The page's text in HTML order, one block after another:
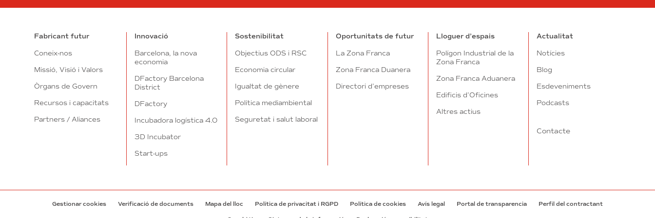
Fabricant futur
Coneix-nos
Missió, Visió i Valors
Òrgans de Govern
Recursos i capacitats
Partners / Aliances
Innovació
Barcelona, la nova
economia
DFactory Barcelona
District
DFactory
Incubadora logística 4.0
3D Incubator
Start-ups
Sostenibilitat
Objectius ODS i RSC
Economia circular
Igualtat de gènere
Política mediambiental
Seguretat i salut laboral
Oportunitats de futur
La Zona Franca
Zona Franca Duanera
Directori d’empreses
Lloguer d’espais
Polígon Industrial de la
Zona Franca
Zona Franca Aduanera
Edificis d’Oficines
Altres actius
Actualitat
Notícies
Blog
Esdeveniments
Podcasts
Contacte
Gestionar cookies Verificació de documents Mapa del lloc Política de privacitat i RGPD Política de cookies Avís legal Portal de transparencia Perfil del contractant